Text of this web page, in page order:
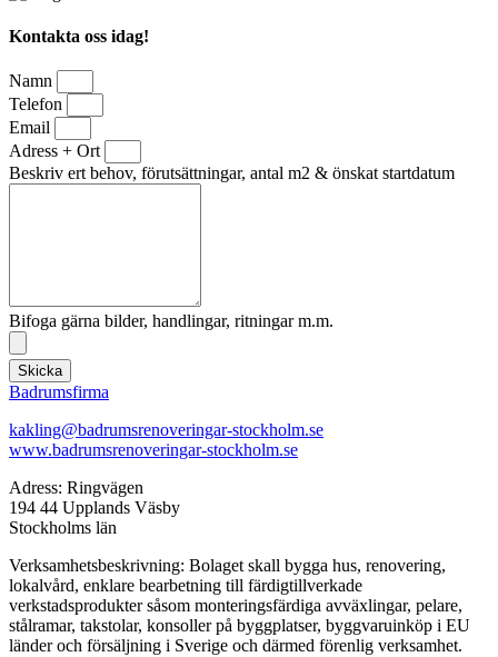
Kontakta oss idag!
Namn
Telefon
Email
Adress + Ort
Beskriv ert behov, förutsättningar, antal m2 & önskat startdatum
Bifoga gärna bilder, handlingar, ritningar m.m.
Skicka
Badrumsfirma
kakling@badrumsrenoveringar-stockholm.se
www.badrumsrenoveringar-stockholm.se
Adress: Ringvägen
194 44 Upplands Väsby
Stockholms län
Verksamhetsbeskrivning: Bolaget skall bygga hus, renovering,
lokalvård, enklare bearbetning till färdigtillverkade
verkstadsprodukter såsom monteringsfärdiga avväxlingar, pelare,
stålramar, takstolar, konsoller på byggplatser, byggvaruinköp i EU
länder och försäljning i Sverige och därmed förenlig verksamhet.